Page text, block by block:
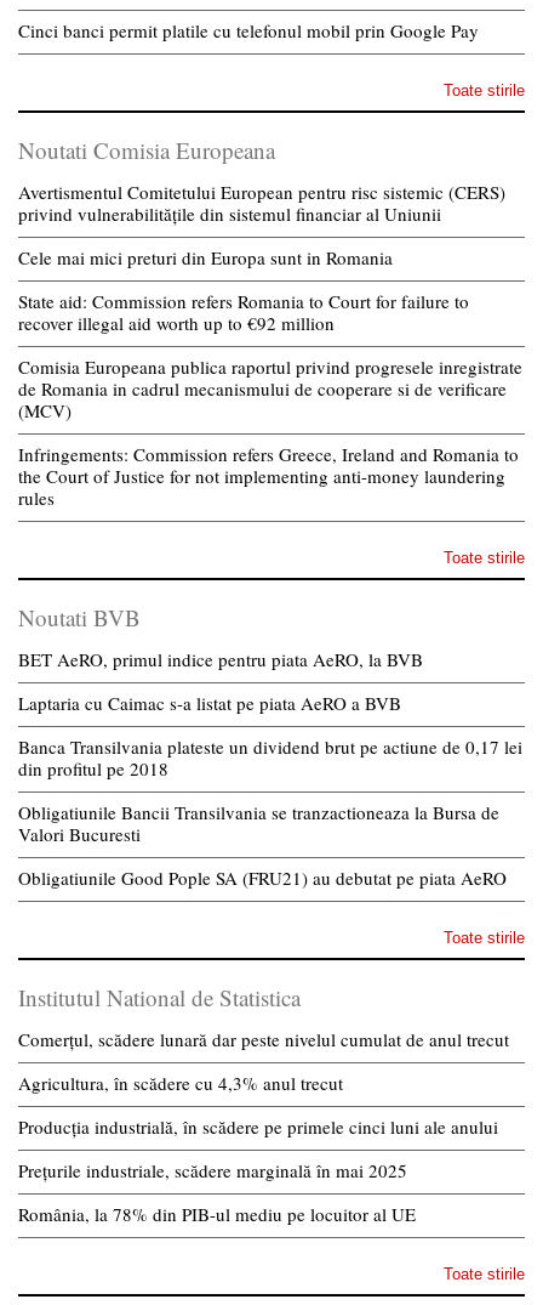
Cinci banci permit platile cu telefonul mobil prin Google Pay
Toate stirile
Noutati Comisia Europeana
Avertismentul Comitetului European pentru risc sistemic (CERS)
privind vulnerabilitățile din sistemul financiar al Uniunii
Cele mai mici preturi din Europa sunt in Romania
State aid: Commission refers Romania to Court for failure to
recover illegal aid worth up to €92 million
Comisia Europeana publica raportul privind progresele inregistrate
de Romania in cadrul mecanismului de cooperare si de verificare
(MCV)
Infringements: Commission refers Greece, Ireland and Romania to
the Court of Justice for not implementing anti-money laundering
rules
Toate stirile
Noutati BVB
BET AeRO, primul indice pentru piata AeRO, la BVB
Laptaria cu Caimac s-a listat pe piata AeRO a BVB
Banca Transilvania plateste un dividend brut pe actiune de 0,17 lei
din profitul pe 2018
Obligatiunile Bancii Transilvania se tranzactioneaza la Bursa de
Valori Bucuresti
Obligatiunile Good Pople SA (FRU21) au debutat pe piata AeRO
Toate stirile
Institutul National de Statistica
Comerțul, scădere lunară dar peste nivelul cumulat de anul trecut
Agricultura, în scădere cu 4,3% anul trecut
Producția industrială, în scădere pe primele cinci luni ale anului
Prețurile industriale, scădere marginală în mai 2025
România, la 78% din PIB-ul mediu pe locuitor al UE
Toate stirile